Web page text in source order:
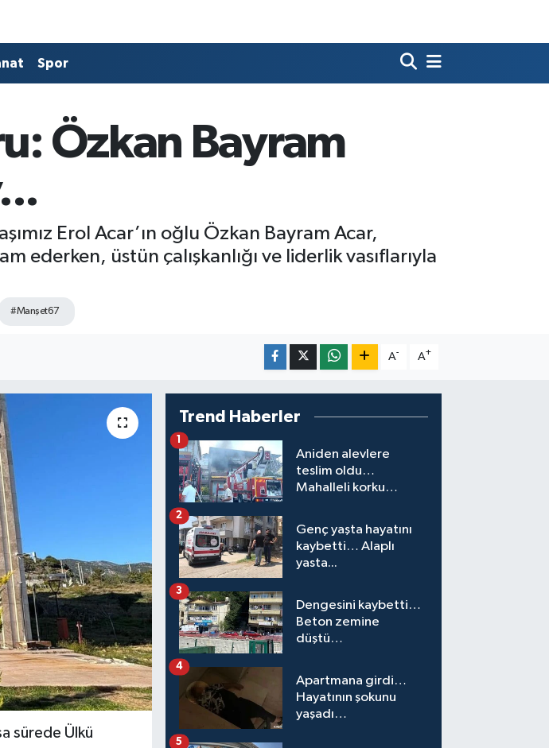
Spor
Özkan Bayram
Erol Acar’ın oğlu Özkan Bayram Acar,
ederken, üstün çalışkanlığı ve liderlik vasıflarıyla
#Manşet67
A- A+
sürede Ülkü
Trend Haberler
Aniden alevlere
teslim oldu…
Mahalleli korku
1
Genç yaşta hayatını
kaybetti… Alaplı
yasta...
2
Dengesini kaybetti…
Beton zemine
düştü…
3
Apartmana girdi…
Hayatının şokunu
yaşadı…
4
5